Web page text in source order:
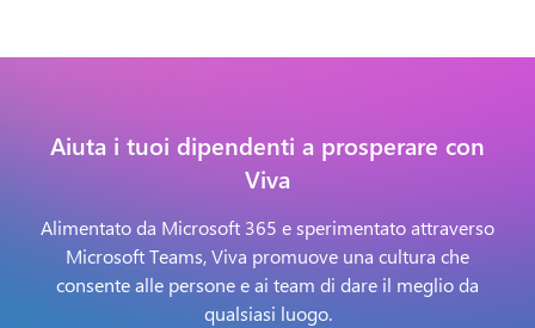
Aiuta i tuoi dipendenti a prosperare con
Viva
Alimentato da Microsoft 365 e sperimentato attraverso
Microsoft Teams, Viva promuove una cultura che
consente alle persone e ai team di dare il meglio da
qualsiasi luogo.